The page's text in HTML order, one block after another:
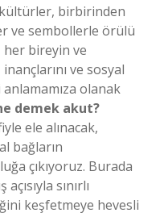
birbirinden
ve sembollerle örülü
bireyin ve
ve sosyal
anlamamıza olanak
demek akut?
ele alınacak,
bağların
çıkıyoruz. Burada
sınırlı
keşfetmeye hevesli